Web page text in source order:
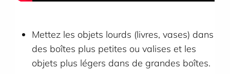
Mettez les objets lourds (livres, vases) dans
des boîtes plus petites ou valises et les
objets plus légers dans de grandes boîtes.